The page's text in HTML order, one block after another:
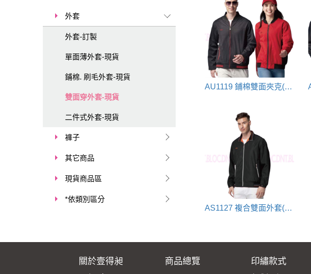
外套
外套-訂製
單面薄外套-現貨
鋪棉. 刷毛外套-現貨
雙面穿外套-現貨
二件式外套-現貨
褲子
其它商品
現貨商品區
*依類別區分
AU1119 鋪棉雙面夾克(黑+紅)
AS1127 複合雙面外套(黑+橘)
關於壹得昶 商品總覽 印繡款式